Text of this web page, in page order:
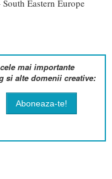
Eastern Europe
mai importante
si alte domenii creative: